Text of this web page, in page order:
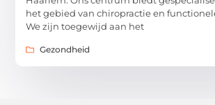
het gebied van chiropractie en
We zijn toegewijd aan het
Gezondheid